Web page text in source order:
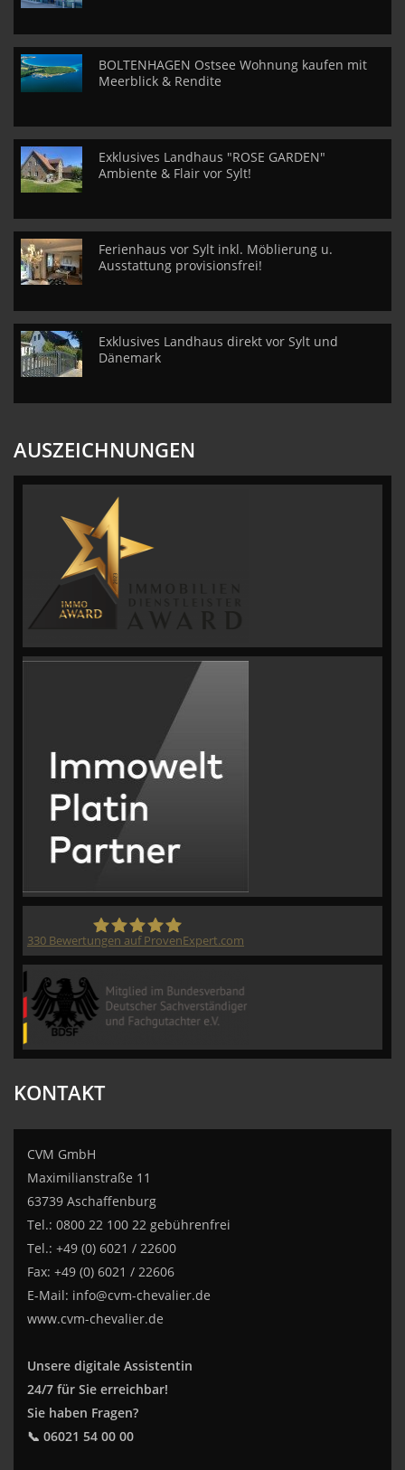
BOLTENHAGEN Ostsee Wohnung kaufen mit
Meerblick & Rendite
Exklusives Landhaus "ROSE GARDEN"
Ambiente & Flair vor Sylt!
Ferienhaus vor Sylt inkl. Möblierung u.
Ausstattung provisionsfrei!
Exklusives Landhaus direkt vor Sylt und
Dänemark
AUSZEICHNUNGEN
330 Bewertungen auf ProvenExpert.com
KONTAKT
CVM GmbH
Maximilianstraße 11
63739 Aschaffenburg
Tel.: 0800 22 100 22 gebührenfrei
Tel.: +49 (0) 6021 / 22600
Fax: +49 (0) 6021 / 22606
E-Mail: info@cvm-chevalier.de
www.cvm-chevalier.de
Unsere digitale Assistentin
24/7 für Sie erreichbar!
Sie haben Fragen?
📞 06021 54 00 00